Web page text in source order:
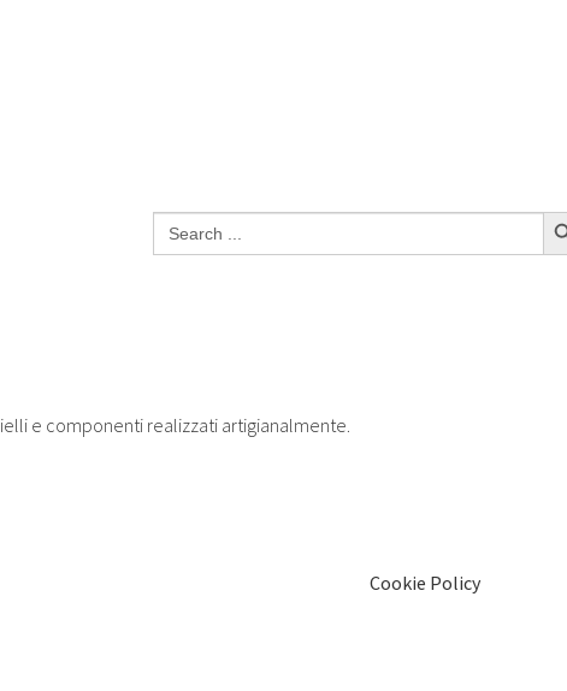
Search
for:
e componenti realizzati artigianalmente.
Cookie Policy